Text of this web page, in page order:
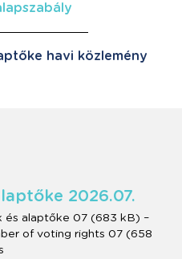
havi közlemény
2026.07.
és alaptőke 07 (683 kB) –
of voting rights 07 (658